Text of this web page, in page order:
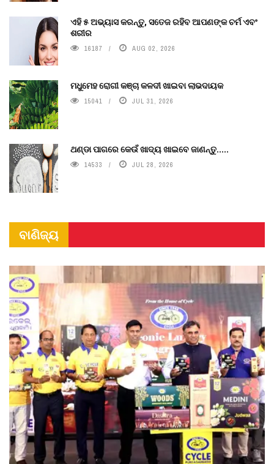
ଏହି ୫ ଅଭ୍ୟାସ କରନ୍ତୁ, ସତେଜ ରହିବ ଆପଣଙ୍କ ଚର୍ମ ଏବଂ
ଶରୀର
16187 AUG 02, 2026
ମଧୁମେହ ରୋଗୀ କଞ୍ଚା କଳଦୀ ଖାଇବା ଲାଭଦାୟକ
15041 JUL 31, 2026
ଥଣ୍ଡା ପାଗରେ କେଉଁ ଖାଦ୍ୟ ଖାଇବେ ଜାଣନ୍ତୁ.....
14533 JUL 28, 2026
ବାଣିଜ୍ୟ